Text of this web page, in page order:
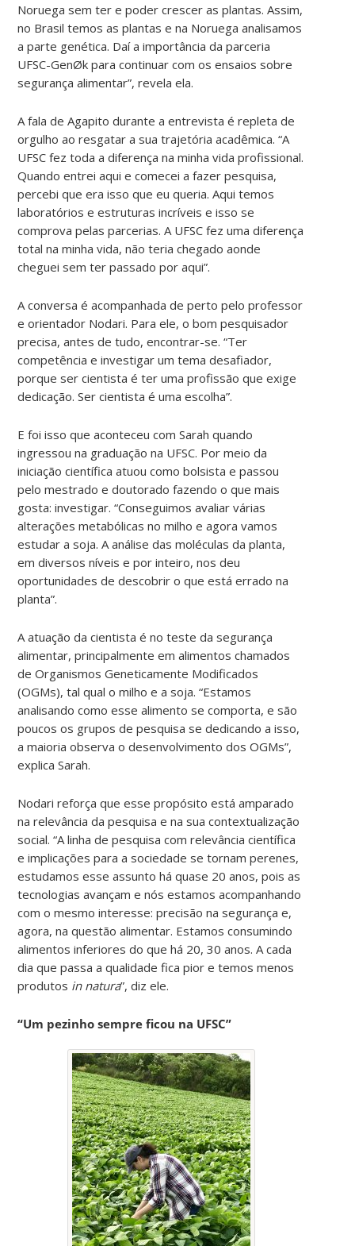
Noruega sem ter e poder crescer as plantas. Assim,
no Brasil temos as plantas e na Noruega analisamos
a parte genética. Daí a importância da parceria
UFSC-GenØk para continuar com os ensaios sobre
segurança alimentar”, revela ela.
A fala de Agapito durante a entrevista é repleta de
orgulho ao resgatar a sua trajetória acadêmica. “A
UFSC fez toda a diferença na minha vida profissional.
Quando entrei aqui e comecei a fazer pesquisa,
percebi que era isso que eu queria. Aqui temos
laboratórios e estruturas incríveis e isso se
comprova pelas parcerias. A UFSC fez uma diferença
total na minha vida, não teria chegado aonde
cheguei sem ter passado por aqui”.
A conversa é acompanhada de perto pelo professor
e orientador Nodari. Para ele, o bom pesquisador
precisa, antes de tudo, encontrar-se. “Ter
competência e investigar um tema desafiador,
porque ser cientista é ter uma profissão que exige
dedicação. Ser cientista é uma escolha”.
E foi isso que aconteceu com Sarah quando
ingressou na graduação na UFSC. Por meio da
iniciação científica atuou como bolsista e passou
pelo mestrado e doutorado fazendo o que mais
gosta: investigar. “Conseguimos avaliar várias
alterações metabólicas no milho e agora vamos
estudar a soja. A análise das moléculas da planta,
em diversos níveis e por inteiro, nos deu
oportunidades de descobrir o que está errado na
planta”.
A atuação da cientista é no teste da segurança
alimentar, principalmente em alimentos chamados
de Organismos Geneticamente Modificados
(OGMs), tal qual o milho e a soja. “Estamos
analisando como esse alimento se comporta, e são
poucos os grupos de pesquisa se dedicando a isso,
a maioria observa o desenvolvimento dos OGMs”,
explica Sarah.
Nodari reforça que esse propósito está amparado
na relevância da pesquisa e na sua contextualização
social. “A linha de pesquisa com relevância científica
e implicações para a sociedade se tornam perenes,
estudamos esse assunto há quase 20 anos, pois as
tecnologias avançam e nós estamos acompanhando
com o mesmo interesse: precisão na segurança e,
agora, na questão alimentar. Estamos consumindo
alimentos inferiores do que há 20, 30 anos. A cada
dia que passa a qualidade fica pior e temos menos
produtos in natura”, diz ele.
“Um pezinho sempre ficou na UFSC”